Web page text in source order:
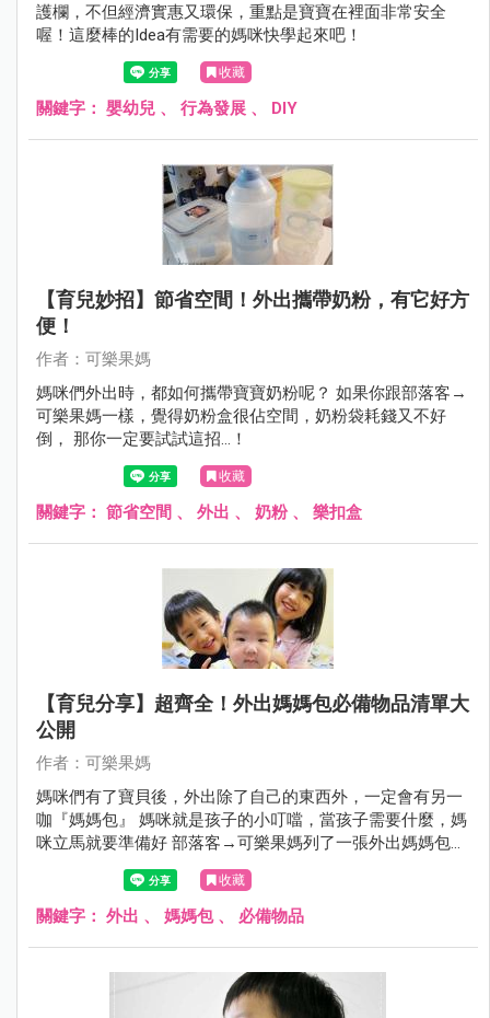
護欄，不但經濟實惠又環保，重點是寶寶在裡面非常安全
喔！這麼棒的Idea有需要的媽咪快學起來吧！
收藏
關鍵字： 嬰幼兒 、 行為發展 、 DIY
【育兒妙招】節省空間！外出攜帶奶粉，有它好方
便！
作者：可樂果媽
媽咪們外出時，都如何攜帶寶寶奶粉呢？ 如果你跟部落客→
可樂果媽一樣，覺得奶粉盒很佔空間，奶粉袋耗錢又不好
倒， 那你一定要試試這招…！
收藏
關鍵字： 節省空間 、 外出 、 奶粉、 樂扣盒
【育兒分享】超齊全！外出媽媽包必備物品清單大
公開
作者：可樂果媽
媽咪們有了寶貝後，外出除了自己的東西外，一定會有另一
咖『媽媽包』 媽咪就是孩子的小叮噹，當孩子需要什麼，媽
咪立馬就要準備好 部落客→可樂果媽列了一張外出媽媽包清
單，真的是非常齊全，應有盡有 媽咪們可以來參考看看，再
依寶貝的狀況做取捨喔～收藏
關鍵字： 外出 、 媽媽包、 必備物品